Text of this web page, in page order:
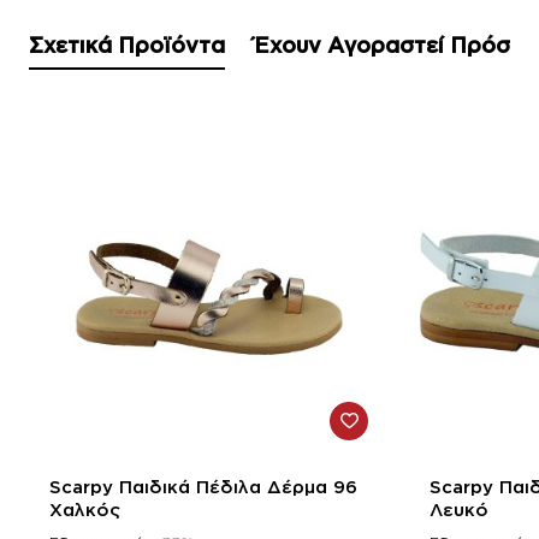
Σχετικά Προϊόντα Έχουν Αγοραστεί
-33%
Scarpy Παιδικά Πέδιλα Δέρμα 96
Χαλκός
-33%
Scarpy
Λευκό